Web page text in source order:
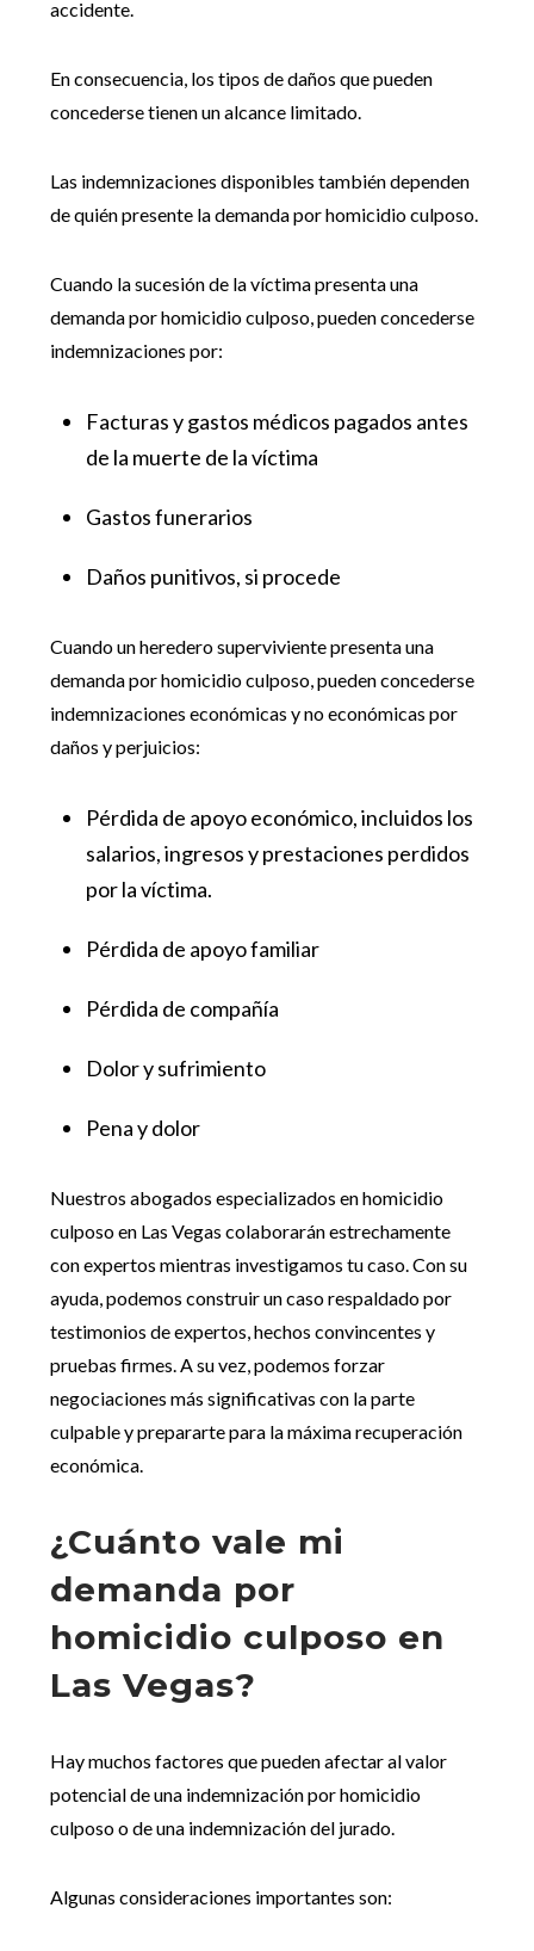
accidente.
En consecuencia, los tipos de daños que pueden
concederse tienen un alcance limitado.
Las indemnizaciones disponibles también dependen
de quién presente la demanda por homicidio culposo.
Cuando la sucesión de la víctima presenta una
demanda por homicidio culposo, pueden concederse
indemnizaciones por:
Facturas y gastos médicos pagados antes
de la muerte de la víctima
Gastos funerarios
Daños punitivos, si procede
Cuando un heredero superviviente presenta una
demanda por homicidio culposo, pueden concederse
indemnizaciones económicas y no económicas por
daños y perjuicios:
Pérdida de apoyo económico, incluidos los
salarios, ingresos y prestaciones perdidos
por la víctima.
Pérdida de apoyo familiar
Pérdida de compañía
Dolor y sufrimiento
Pena y dolor
Nuestros abogados especializados en homicidio
culposo en Las Vegas colaborarán estrechamente
con expertos mientras investigamos tu caso. Con su
ayuda, podemos construir un caso respaldado por
testimonios de expertos, hechos convincentes y
pruebas firmes. A su vez, podemos forzar
negociaciones más significativas con la parte
culpable y prepararte para la máxima recuperación
económica.
¿Cuánto vale mi
demanda por
homicidio culposo en
Las Vegas?
Hay muchos factores que pueden afectar al valor
potencial de una indemnización por homicidio
culposo o de una indemnización del jurado.
Algunas consideraciones importantes son: